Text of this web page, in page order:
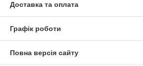
Доставка та оплата
Графік роботи
Повна версія сайту